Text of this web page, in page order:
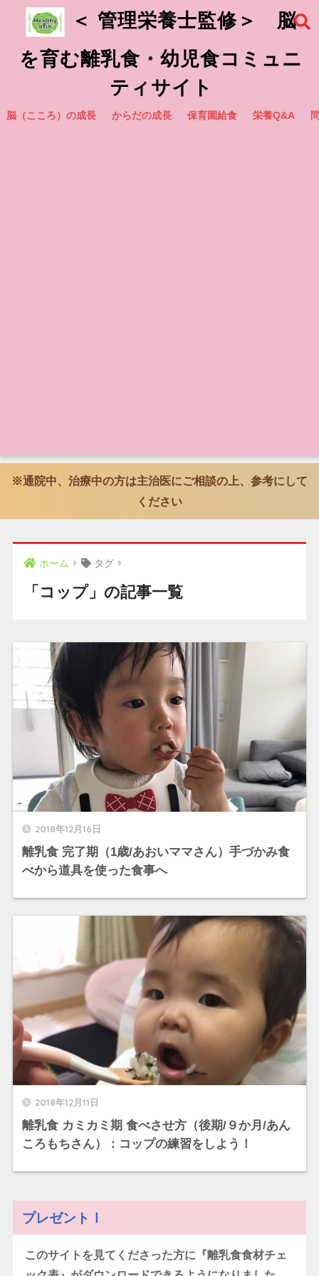
＜ 管理栄養士監修＞ 脳
を育む離乳食・幼児食コミュニ
ティサイト
脳（こころ）の成長 からだの成長 保育園給食 栄養Q&A
※通院中、治療中の方は主治医にご相談の上、参考にして
ください
ホーム タグ
「コップ」の記事一覧
2018年12月16日
離乳食 完了期（1歳/あおいママさん）手づかみ食
べから道具を使った食事へ
2018年12月11日
離乳食 カミカミ期 食べさせ方（後期/９か月/あん
ころもちさん）：コップの練習をしよう！
プレゼントⅠ
このサイトを見てくださった方に『離乳食食材チェ